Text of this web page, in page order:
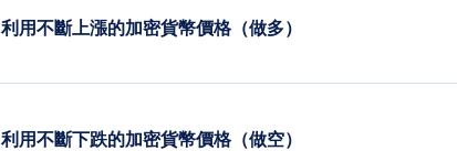
利用不斷上漲的加密貨幣價格（做多）
利用不斷下跌的加密貨幣價格（做空）